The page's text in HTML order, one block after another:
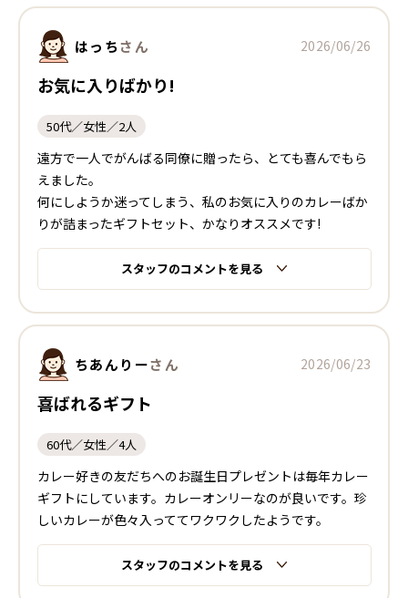
はっちさん 2026/06/26
お気に入りばかり!
50代／女性／2人
遠方で一人でがんばる同僚に贈ったら、とても喜んでもら
えました。
何にしようか迷ってしまう、私のお気に入りのカレーばか
りが詰まったギフトセット、かなりオススメです!
スタッフのコメントを見る
ちあんりーさん 2026/06/23
喜ばれるギフト
60代／女性／4人
カレー好きの友だちへのお誕生日プレゼントは毎年カレー
ギフトにしています。カレーオンリーなのが良いです。珍
しいカレーが色々入っててワクワクしたようです。
スタッフのコメントを見る